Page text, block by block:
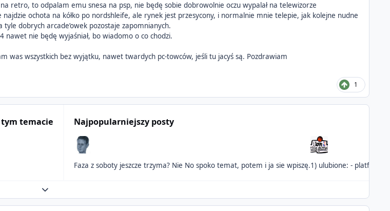
retro, to odpalam emu snesa na psp, nie będę sobie dobrowolnie oczu wypalał na telewizorze
najdzie ochota na kółko po nordshleife, ale rynek jest przesycony, i normalnie mnie telepie, jak kolejne nudne
dobrych arcade’owek pozostaje zapomnianych.
nawet nie będę wyjaśniał, bo wiadomo o co chodzi.
was wszystkich bez wyjątku, nawet twardych pc-towców, jeśli tu jacyś są. Pozdrawiam
1
temacie Najpopularniejszy posty
Faza z soboty jeszcze trzyma? Nie No spoko temat, potem i ja sie wpiszę.
Expand topic overview